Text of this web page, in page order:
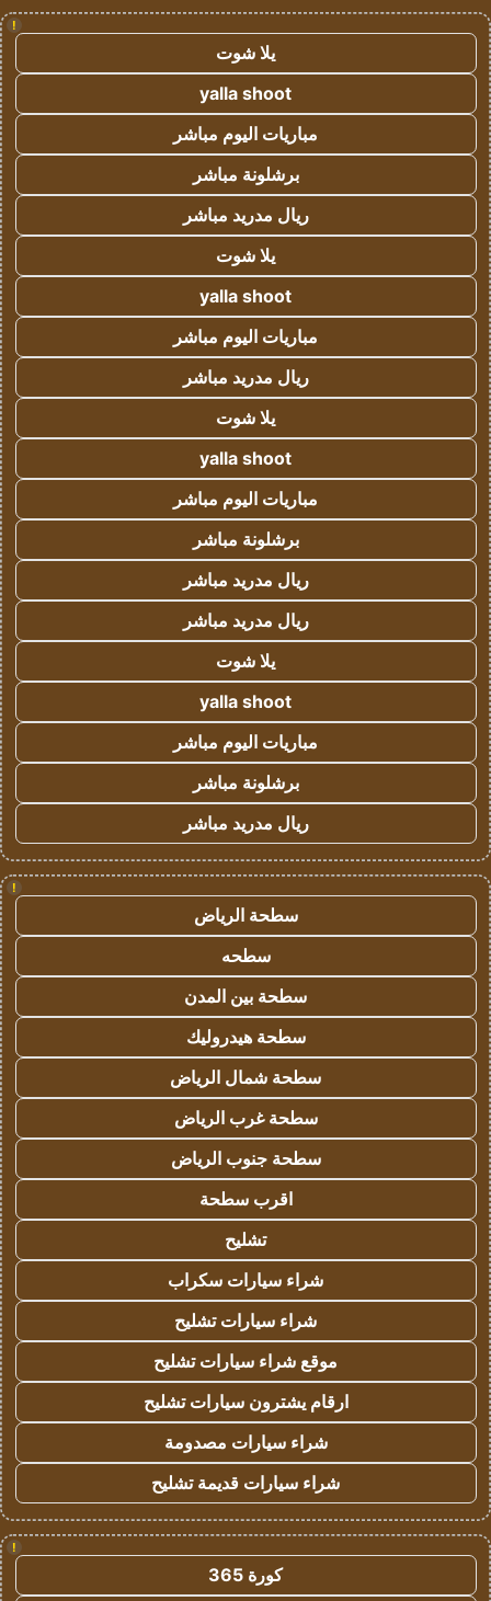
!
يلا شوت
yalla shoot
مباريات اليوم مباشر
برشلونة مباشر
ريال مدريد مباشر
يلا شوت
yalla shoot
مباريات اليوم مباشر
ريال مدريد مباشر
يلا شوت
yalla shoot
مباريات اليوم مباشر
برشلونة مباشر
ريال مدريد مباشر
ريال مدريد مباشر
يلا شوت
yalla shoot
مباريات اليوم مباشر
برشلونة مباشر
ريال مدريد مباشر
!
سطحة الرياض
سطحه
سطحة بين المدن
سطحة هيدروليك
سطحة شمال الرياض
سطحة غرب الرياض
سطحة جنوب الرياض
اقرب سطحة
تشليح
شراء سيارات سكراب
شراء سيارات تشليح
موقع شراء سيارات تشليح
ارقام يشترون سيارات تشليح
شراء سيارات مصدومة
شراء سيارات قديمة تشليح
!
كورة 365